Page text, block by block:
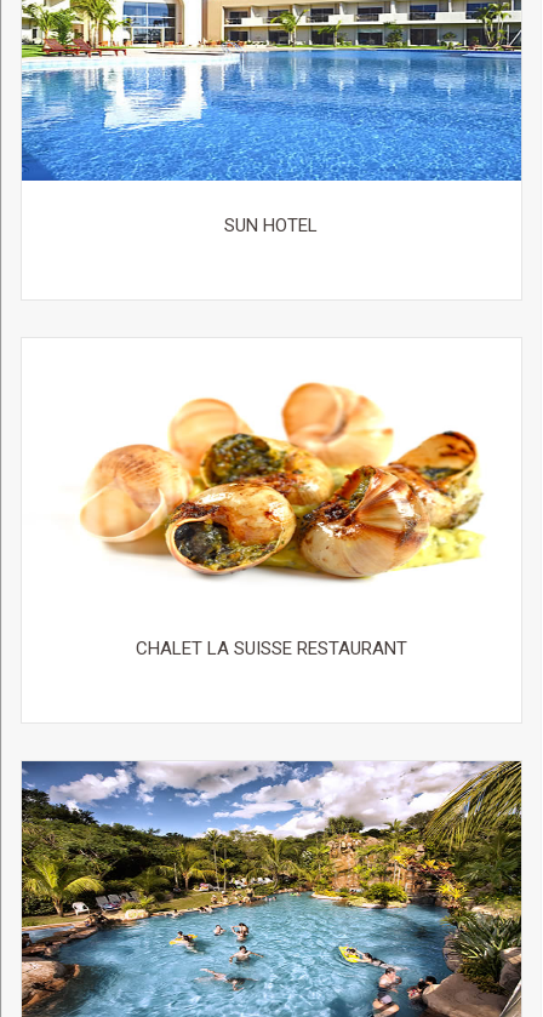
SUN HOTEL
CHALET LA SUISSE RESTAURANT